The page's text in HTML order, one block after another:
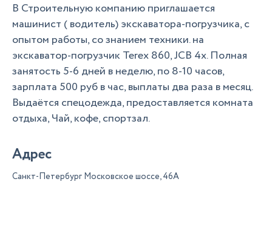
В Строительную компанию приглашается
машинист ( водитель) экскаватора-погрузчика, с
опытом работы, со знанием техники. на
экскаватор-погрузчик Terex 860, JCB 4x. Полная
занятость 5-6 дней в неделю, по 8-10 часов,
зарплата 500 руб в час, выплаты два раза в месяц.
Выдаётся спецодежда, предоставляется комната
отдыха, Чай, кофе, спортзал.
Адрес
Санкт-Петербург Московское шоссе, 46А